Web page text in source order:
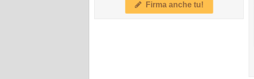
Firma anche tu!